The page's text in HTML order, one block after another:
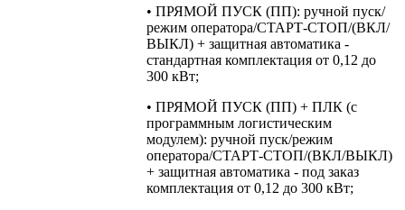
• ПРЯМОЙ ПУСК (ПП): ручной пуск/
режим оператора/СТАРТ-СТОП/(ВКЛ/
ВЫКЛ) + защитная автоматика -
стандартная комплектация от 0,12 до
300 кВт;
• ПРЯМОЙ ПУСК (ПП) + ПЛК (с
программным логистическим
модулем): ручной пуск/режим
оператора/СТАРТ-СТОП/(ВКЛ/ВЫКЛ)
+ защитная автоматика - под заказ
комплектация от 0,12 до 300 кВт;